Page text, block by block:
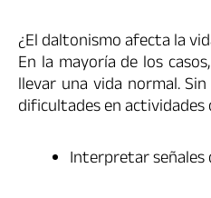
¿El daltonismo afecta la
En la mayoría de los
llevar una vida normal.
dificultades en actividades
Interpretar